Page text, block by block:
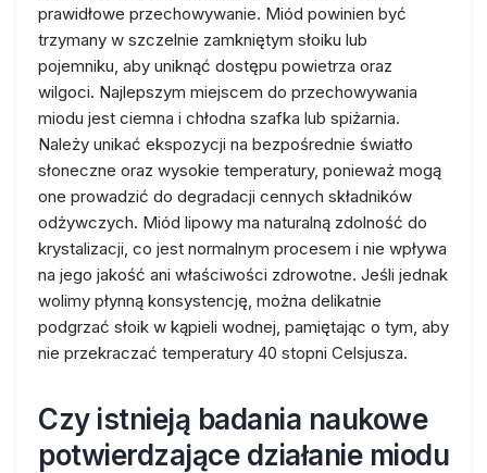
prawidłowe przechowywanie. Miód powinien być
trzymany w szczelnie zamkniętym słoiku lub
pojemniku, aby uniknąć dostępu powietrza oraz
wilgoci. Najlepszym miejscem do przechowywania
miodu jest ciemna i chłodna szafka lub spiżarnia.
Należy unikać ekspozycji na bezpośrednie światło
słoneczne oraz wysokie temperatury, ponieważ mogą
one prowadzić do degradacji cennych składników
odżywczych. Miód lipowy ma naturalną zdolność do
krystalizacji, co jest normalnym procesem i nie wpływa
na jego jakość ani właściwości zdrowotne. Jeśli jednak
wolimy płynną konsystencję, można delikatnie
podgrzać słoik w kąpieli wodnej, pamiętając o tym, aby
nie przekraczać temperatury 40 stopni Celsjusza.
Czy istnieją badania naukowe
potwierdzające działanie miodu